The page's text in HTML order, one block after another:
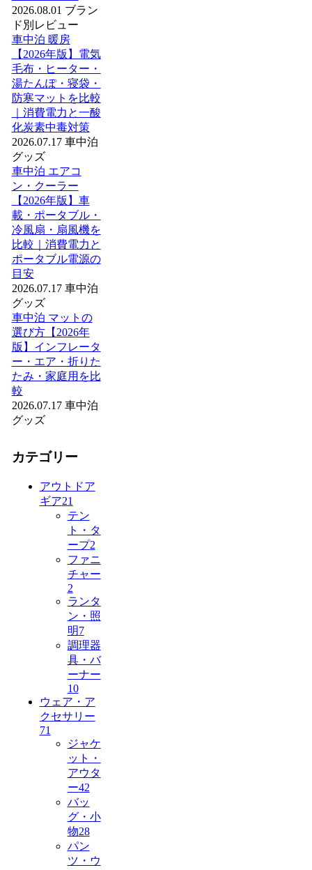
2026.08.01 ブラン
ド別レビュー
車中泊 暖房
【2026年版】電気
毛布・ヒーター・
湯たんぽ・寝袋・
防寒マットを比較
｜消費電力と一酸
化炭素中毒対策
2026.07.17 車中泊
グッズ
車中泊 エアコ
ン・クーラー
【2026年版】車
載・ポータブル・
冷風扇・扇風機を
比較｜消費電力と
ポータブル電源の
目安
2026.07.17 車中泊
グッズ
車中泊 マットの
選び方【2026年
版】インフレータ
ー・エア・折りた
たみ・家庭用を比
較
2026.07.17 車中泊
グッズ
カテゴリー
アウトドア
ギア21
テン
ト・タ
ープ2
ファニ
チャー
2
ランタ
ン・照
明7
調理器
具・バ
ーナー
10
ウェア・ア
クセサリー
71
ジャケ
ット・
アウタ
ー42
バッ
グ・小
物28
パン
ツ・ウ